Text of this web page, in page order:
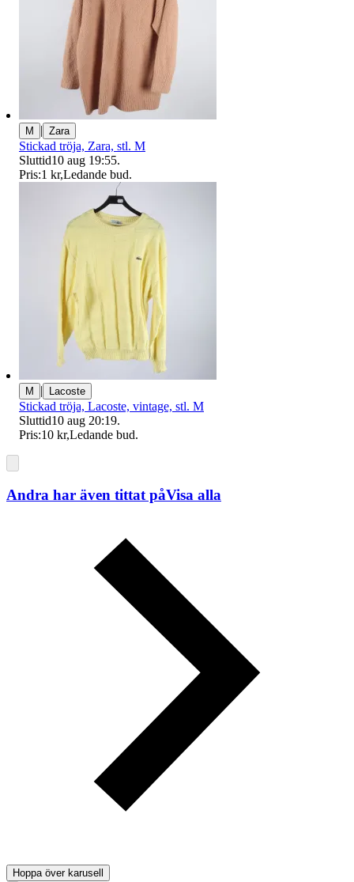
M | Zara
Stickad tröja, Zara, stl. M
Sluttid10 aug 19:55.
Pris:1 kr,Ledande bud.
M | Lacoste
Stickad tröja, Lacoste, vintage, stl. M
Sluttid10 aug 20:19.
Pris:10 kr,Ledande bud.
Andra har även tittat påVisa alla
Hoppa över karusell